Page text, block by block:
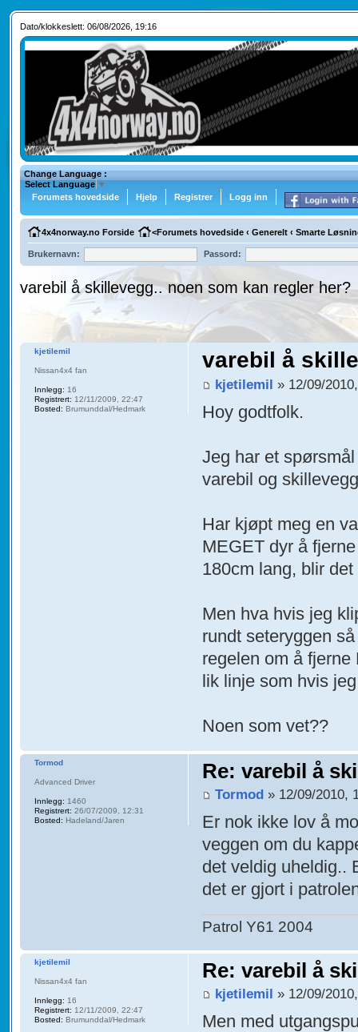
Dato/klokkeslett: 06/08/2026, 19:16
Change Language :
Select Language ▼
Forumets hovedside
Hjelp Registrer Logg inn
4x4norway.no Forside <Forumets hovedside ‹ Generelt ‹ Smarte
Brukernavn: Passord:
varebil å skillevegg.. noen som kan regler her?
varebil å
kjetilemil » 12/09/
Hoy godtfolk.
Jeg har et
varebil og
Har kjøpt meg en
MEGET dyr å
180cm lang, blir
Men hva hvis jeg
rundt seteryggen
regelen om å
lik linje som hvis
Noen som vet??
kjetilemil
Nissan4x4 fan
Innlegg: 16
Registrert: 12/11/2009, 22:47
Bosted: Brumunddal/Hedmark
Re: varebil å
Tormod » 12/09/2010,
Er nok ikke lov å
veggen om du
det veldig uheldig..
det er gjort i
Patrol Y61 2004
Tormod
Advanced Driver
Innlegg: 1460
Registrert: 26/07/2009, 12:31
Bosted: Hadeland/Jaren
Re: varebil å
kjetilemil » 12/09/
Men med
kjetilemil
Nissan4x4 fan
Innlegg: 16
Registrert: 12/11/2009, 22:47
Bosted: Brumunddal/Hedmark